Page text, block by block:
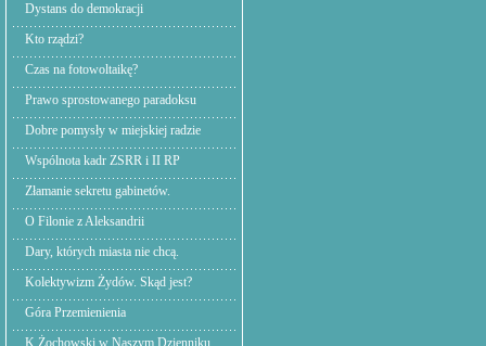
Dystans do demokracji
Kto rządzi?
Czas na fotowoltaikę?
Prawo sprostowanego paradoksu
Dobre pomysły w miejskiej radzie
Wspólnota kadr ZSRR i II RP
Złamanie sekretu gabinetów.
O Filonie z Aleksandrii
Dary, których miasta nie chcą.
Kolektywizm Żydów. Skąd jest?
Góra Przemienienia
K.Żochowski w Naszym Dzienniku